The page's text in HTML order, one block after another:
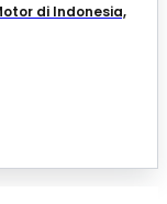
di Indonesia,